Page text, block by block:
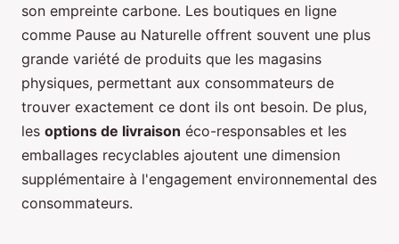
son empreinte carbone. Les boutiques en ligne
comme Pause au Naturelle offrent souvent une plus
grande variété de produits que les magasins
physiques, permettant aux consommateurs de
trouver exactement ce dont ils ont besoin. De plus,
les options de livraison éco-responsables et les
emballages recyclables ajoutent une dimension
supplémentaire à l'engagement environnemental des
consommateurs.